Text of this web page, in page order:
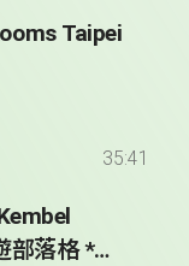
Taipei
35:41
部落格 *